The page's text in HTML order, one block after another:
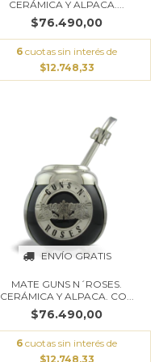
CERÁMICA Y ALPACA....
$76.490,00
6 cuotas sin interés de
$12.748,33
ENVÍO GRATIS
MATE GUNS N´ROSES.
CERÁMICA Y ALPACA. CO...
$76.490,00
6 cuotas sin interés de
$12.748,33